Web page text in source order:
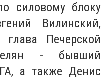
силовому блоку
Вилинский,
Печерской
- бывший
а также Денис